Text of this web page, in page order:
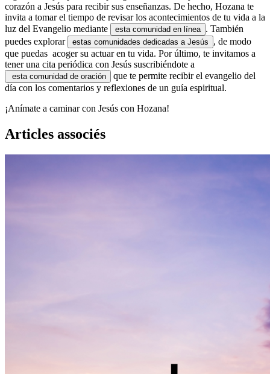
corazón a Jesús para recibir sus enseñanzas. De hecho, Hozana te
invita a tomar el tiempo de revisar los acontecimientos de tu vida a la
luz del Evangelio mediante
esta comunidad en línea . También
puedes explorar
estas comunidades dedicadas a Jesús
, de modo
que puedas acoger su actuar en tu vida. Por último, te invitamos a
tener una cita periódica con Jesús suscribiéndote a
esta comunidad de oración
que te permite recibir el evangelio del
día con los comentarios y reflexiones de un guía espiritual.
¡Anímate a caminar con Jesús con Hozana!
Articles associés